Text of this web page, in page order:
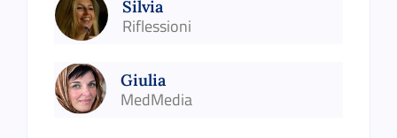
Silvia
Riflessioni
Giulia
MedMedia